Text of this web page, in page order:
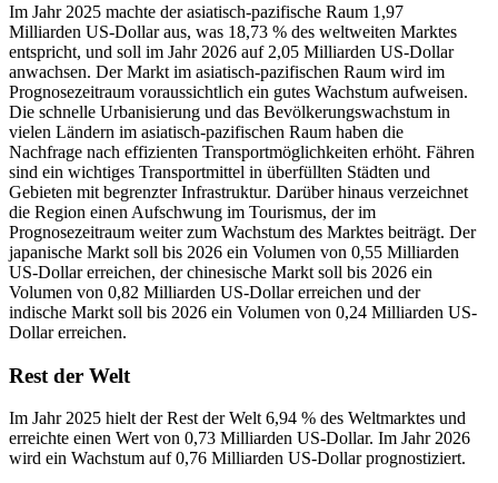
Im Jahr 2025 machte der asiatisch-pazifische Raum 1,97
Milliarden US-Dollar aus, was 18,73 % des weltweiten Marktes
entspricht, und soll im Jahr 2026 auf 2,05 Milliarden US-Dollar
anwachsen. Der Markt im asiatisch-pazifischen Raum wird im
Prognosezeitraum voraussichtlich ein gutes Wachstum aufweisen.
Die schnelle Urbanisierung und das Bevölkerungswachstum in
vielen Ländern im asiatisch-pazifischen Raum haben die
Nachfrage nach effizienten Transportmöglichkeiten erhöht. Fähren
sind ein wichtiges Transportmittel in überfüllten Städten und
Gebieten mit begrenzter Infrastruktur. Darüber hinaus verzeichnet
die Region einen Aufschwung im Tourismus, der im
Prognosezeitraum weiter zum Wachstum des Marktes beiträgt. Der
japanische Markt soll bis 2026 ein Volumen von 0,55 Milliarden
US-Dollar erreichen, der chinesische Markt soll bis 2026 ein
Volumen von 0,82 Milliarden US-Dollar erreichen und der
indische Markt soll bis 2026 ein Volumen von 0,24 Milliarden US-
Dollar erreichen.
Rest der Welt
Im Jahr 2025 hielt der Rest der Welt 6,94 % des Weltmarktes und
erreichte einen Wert von 0,73 Milliarden US-Dollar. Im Jahr 2026
wird ein Wachstum auf 0,76 Milliarden US-Dollar prognostiziert.